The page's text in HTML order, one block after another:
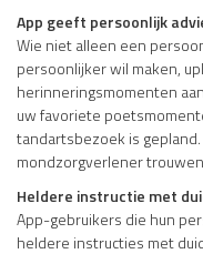
App geeft persoonlijk
Wie niet alleen een
persoonlijker wil maken,
herinneringsmomenten
uw favoriete
tandartsbezoek is
mondzorgverlener
Heldere instructie met
App-gebruikers die hun
heldere instructies met